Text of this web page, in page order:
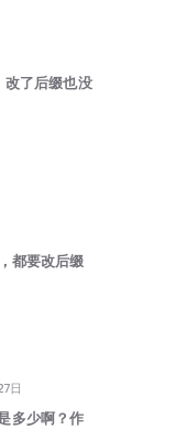
改了后缀也没
都要改后缀
日
多少啊？作